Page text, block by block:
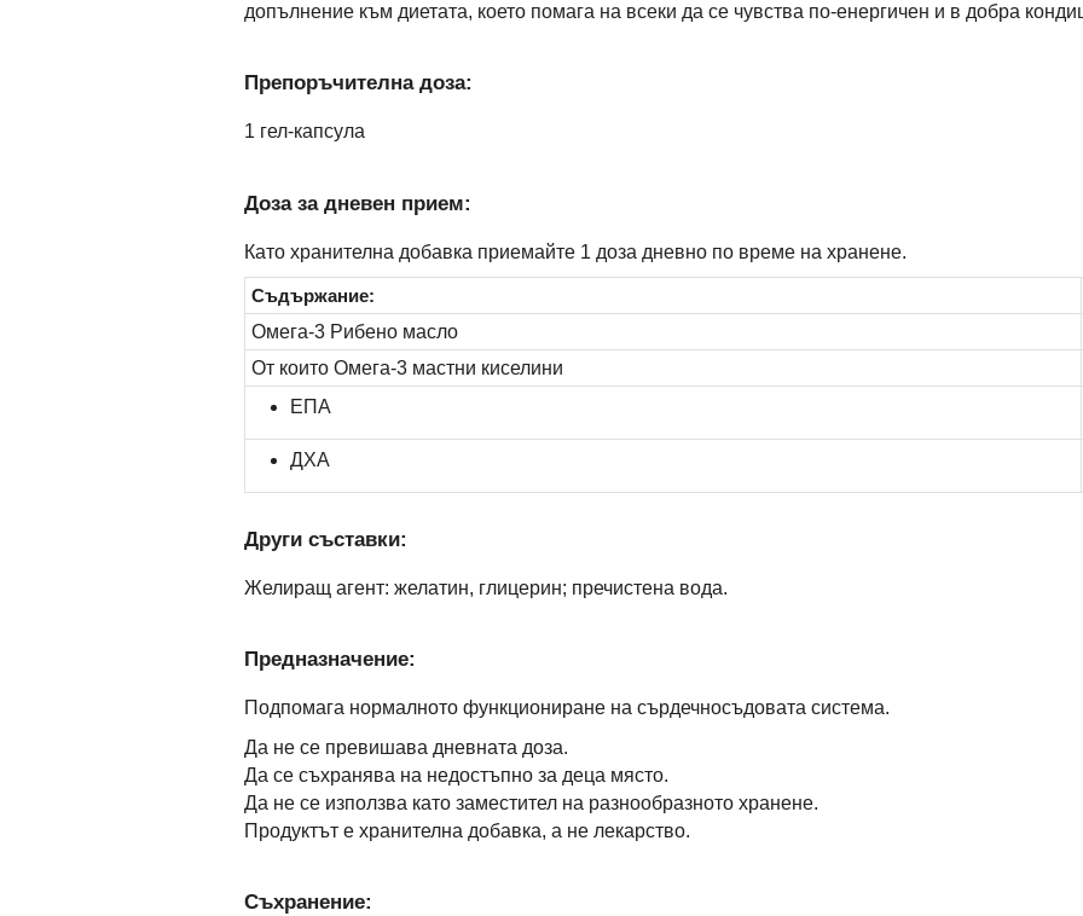
допълнение към диетата, което помага на всеки да се чувства по-енергичен и в добра
Препоръчителна доза:
1 гел-капсула
Доза за дневен прием:
Като хранителна добавка приемайте 1 доза дневно по време на хранене.
Съдържание:
Омега-3 Рибено масло
От които Омега-3 мастни киселини
ЕПА
ДХА
Други съставки:
Желиращ агент: желатин, глицерин; пречистена вода.
Предназначение:
Подпомага нормалното функциониране на сърдечносъдовата система.
Да не се превишава дневната доза.
Да се съхранява на недостъпно за деца място.
Да не се използва като заместител на разнообразното хранене.
Продуктът е хранителна добавка, а не лекарство.
Съхранение: